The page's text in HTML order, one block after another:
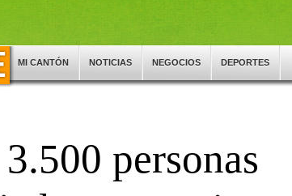
MI CANTÓN NOTICIAS NEGOCIOS DEPORTES
personas